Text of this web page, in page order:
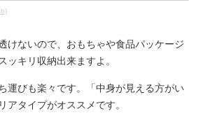
けないので、おもちゃや食品パッケージ
ッキリ収納出来ますよ。
運びも楽々です。「中身が見える方がい
アタイプがオススメです。